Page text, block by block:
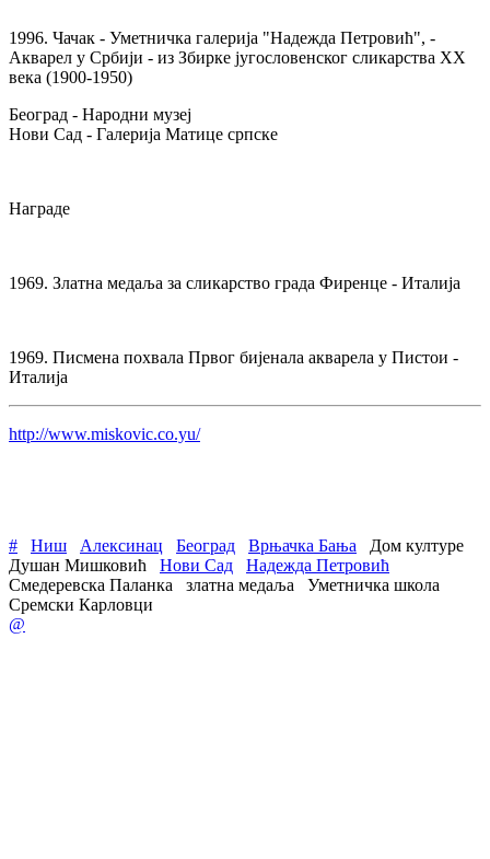
1996. Чачак - Уметничка галерија "Надежда Петровић", -
Акварел у Србији - из Збирке југословенског сликарства XX
века (1900-1950)
Београд - Народни музеј
Нови Сад - Галерија Матице српске
Награде
1969. Златна медаља за сликарство града Фиренце - Италија
1969. Писмена похвала Првог бијенала акварела у Пистои -
Италија
http://www.miskovic.co.yu/
# Ниш Алексинац Београд Врњачка Бања
Дом културе
Душан Мишковић
Нови Сад
Надежда Петровић
Смедеревска Паланка
златна медаља
Уметничка школа
Сремски Карловци
@